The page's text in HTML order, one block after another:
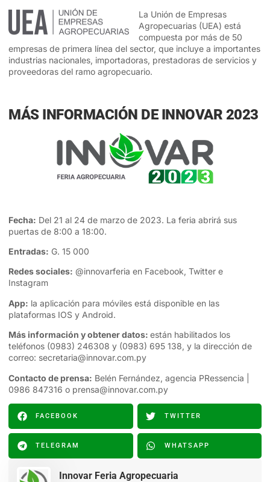
La Unión de Empresas
Agropecuarias (UEA) está
compuesta por más de 50
empresas de primera línea del sector, que incluye a importantes
industrias nacionales, importadoras, prestadoras de servicios y
proveedoras del ramo agropecuario.
MÁS INFORMACIÓN DE INNOVAR 2023
Fecha: Del 21 al 24 de marzo de 2023. La feria abrirá sus
puertas de 8:00 a 18:00.
Entradas: G. 15 000
Redes sociales: @innovarferia en Facebook, Twitter e
Instagram
App: la aplicación para móviles está disponible en las
plataformas IOS y Android.
Más información y obtener datos: están habilitados los
teléfonos (0983) 246308 y (0983) 695 138, y la dirección de
correo: secretaria@innovar.com.py
Contacto de prensa: Belén Fernández, agencia PRessencia |
0986 847316 o prensa@innovar.com.py
FACEBOOK TWITTER
TELEGRAM WHATSAPP
Innovar Feria Agropecuaria